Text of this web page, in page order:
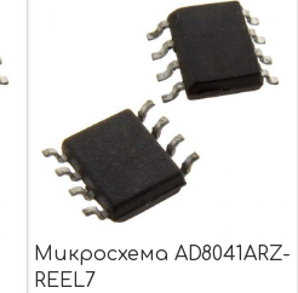
Микросхема AD8041ARZ-
REEL7